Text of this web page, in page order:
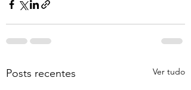
Posts recentes Ver tudo